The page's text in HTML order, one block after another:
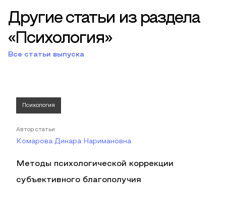
Другие статьи из раздела
«Психология»
Все статьи выпуска
Психология
Автор статьи
Комарова Динара Наримановна
Методы психологической коррекции
субъективного благополучия